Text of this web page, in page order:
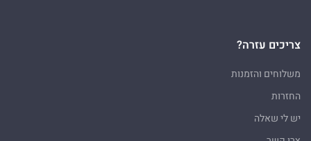
צריכים עזרה?
משלוחים והזמנות
החזרות
יש לי שאלה